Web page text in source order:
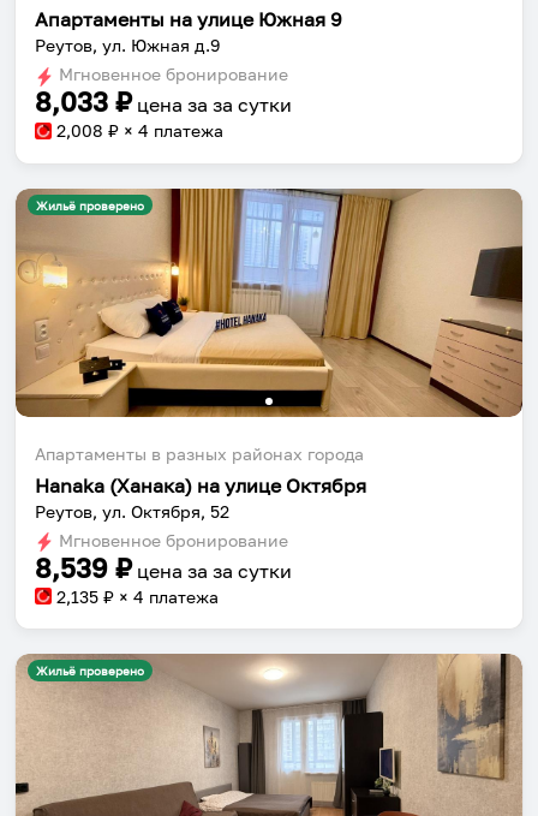
Апартаменты на улице Южная 9
Реутов, ул. Южная д.9
Мгновенное бронирование
8,033 ₽ цена за за сутки
2,008 ₽ × 4 платежа
Жильё проверено
Апартаменты в разных районах города
Hanaka (Ханака) на улице Октября
Реутов, ул. Октября, 52
Мгновенное бронирование
8,539 ₽ цена за за сутки
2,135 ₽ × 4 платежа
Жильё проверено